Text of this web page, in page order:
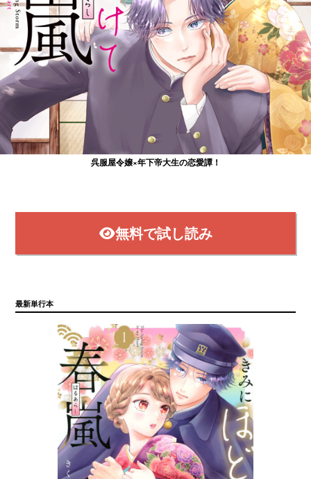
呉服屋令嬢×年下帝大生の恋愛譚！
無料で試し読み
最新単行本